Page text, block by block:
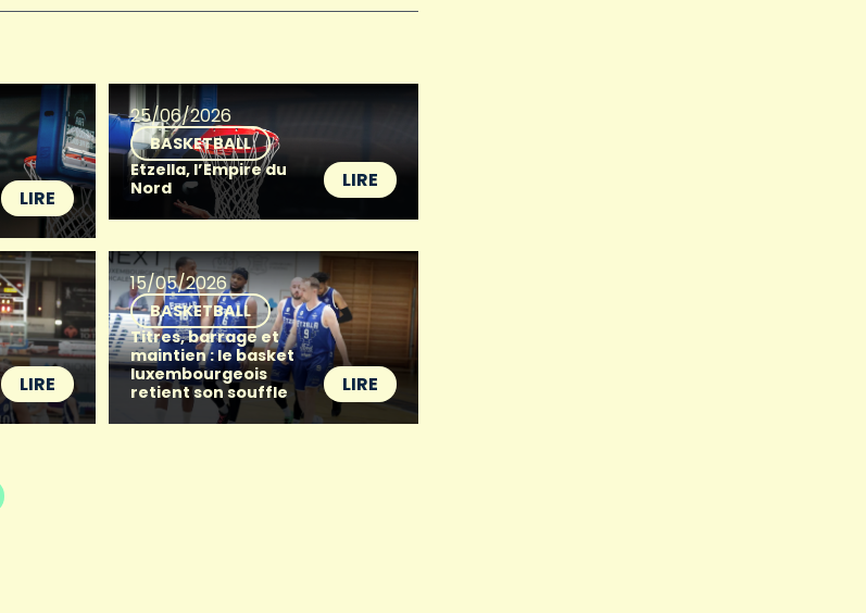
LIRE
25/06/2026
BASKETBALL
Etzella, l’Empire du
Nord
LIRE
LIRE
15/05/2026
BASKETBALL
Titres, barrage et
maintien : le basket
luxembourgeois
retient son souffle
LIRE